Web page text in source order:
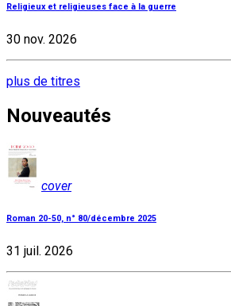
Religieux et religieuses face à la guerre
30 nov. 2026
plus de titres
Nouveautés
cover
Roman 20-50, n° 80/décembre 2025
31 juil. 2026